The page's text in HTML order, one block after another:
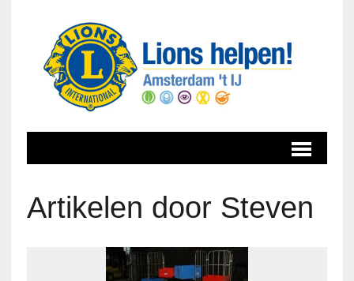
Artikelen door Steven